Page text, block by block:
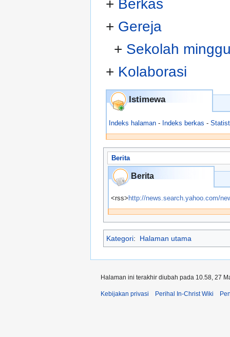
+ Berkas
+ Gereja
+ Sekolah
+ Kolaborasi
Istimewa
Indeks halaman - Indeks berkas -
Berita
Berita
<rss> http://news.search.yahoo.com/
Kategori: Halaman utama
Halaman ini terakhir diubah pada 10.58, 27
Kebijakan privasi Perihal In-Christ Wiki